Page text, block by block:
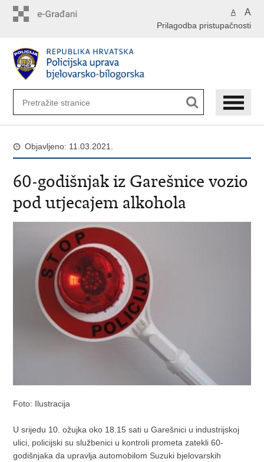
A A
Prilagodba pristupačnosti
Objavljeno: 11.03.2021.
60-godišnjak iz Garešnice vozio
pod utjecajem alkohola
Foto: Ilustracija
U srijedu 10. ožujka oko 18.15 sati u Garešnici u industrijskoj
ulici, policijski su službenici u kontroli prometa zatekli 60-
godišnjaka da upravlja automobilom Suzuki bjelovarskih